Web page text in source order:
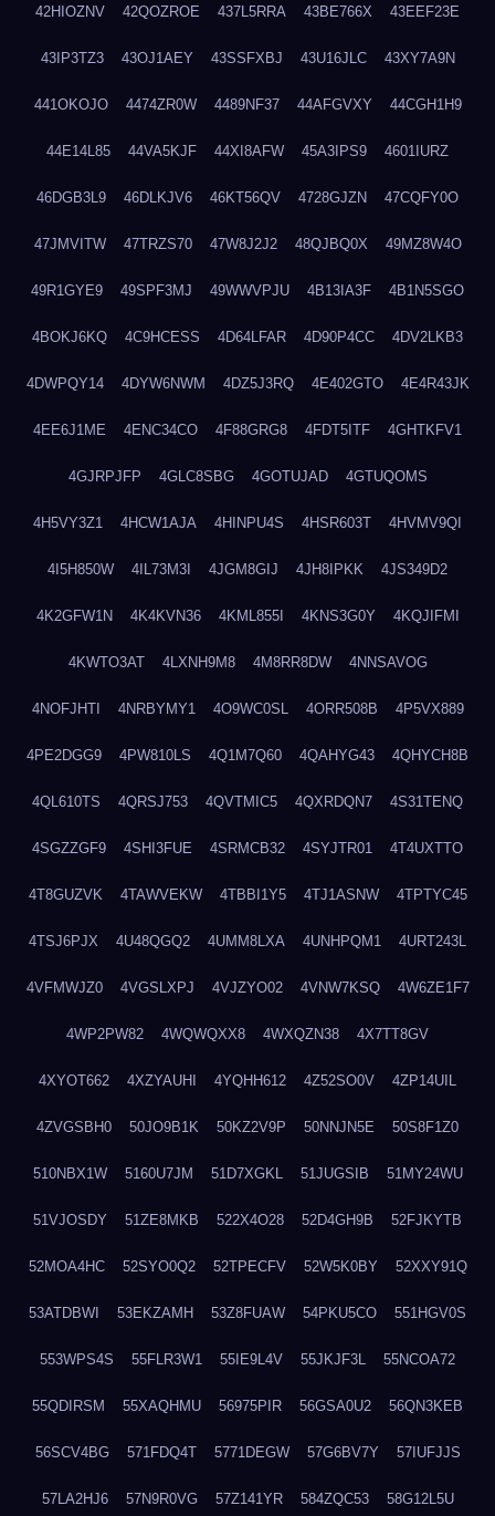
42HIOZNV 42QOZROE 437L5RRA 43BE766X 43EEF23E
43IP3TZ3 43OJ1AEY 43SSFXBJ 43U16JLC 43XY7A9N
441OKOJO 4474ZR0W 4489NF37 44AFGVXY 44CGH1H9
44E14L85 44VA5KJF 44XI8AFW 45A3IPS9 4601IURZ
46DGB3L9 46DLKJV6 46KT56QV 4728GJZN 47CQFY0O
47JMVITW 47TRZS70 47W8J2J2 48QJBQ0X 49MZ8W4O
49R1GYE9 49SPF3MJ 49WWVPJU 4B13IA3F 4B1N5SGO
4BOKJ6KQ 4C9HCESS 4D64LFAR 4D90P4CC 4DV2LKB3
4DWPQY14 4DYW6NWM 4DZ5J3RQ 4E402GTO 4E4R43JK
4EE6J1ME 4ENC34CO 4F88GRG8 4FDT5ITF 4GHTKFV1
4GJRPJFP 4GLC8SBG 4GOTUJAD 4GTUQOMS
4H5VY3Z1 4HCW1AJA 4HINPU4S 4HSR603T 4HVMV9QI
4I5H850W 4IL73M3I 4JGM8GIJ 4JH8IPKK 4JS349D2
4K2GFW1N 4K4KVN36 4KML855I 4KNS3G0Y 4KQJIFMI
4KWTO3AT 4LXNH9M8 4M8RR8DW 4NNSAVOG
4NOFJHTI 4NRBYMY1 4O9WC0SL 4ORR508B 4P5VX889
4PE2DGG9 4PW810LS 4Q1M7Q60 4QAHYG43 4QHYCH8B
4QL610TS 4QRSJ753 4QVTMIC5 4QXRDQN7 4S31TENQ
4SGZZGF9 4SHI3FUE 4SRMCB32 4SYJTR01 4T4UXTTO
4T8GUZVK 4TAWVEKW 4TBBI1Y5 4TJ1ASNW 4TPTYC45
4TSJ6PJX 4U48QGQ2 4UMM8LXA 4UNHPQM1 4URT243L
4VFMWJZ0 4VGSLXPJ 4VJZYO02 4VNW7KSQ 4W6ZE1F7
4WP2PW82 4WQWQXX8 4WXQZN38 4X7TT8GV
4XYOT662 4XZYAUHI 4YQHH612 4Z52SO0V 4ZP14UIL
4ZVGSBH0 50JO9B1K 50KZ2V9P 50NNJN5E 50S8F1Z0
510NBX1W 5160U7JM 51D7XGKL 51JUGSIB 51MY24WU
51VJOSDY 51ZE8MKB 522X4O28 52D4GH9B 52FJKYTB
52MOA4HC 52SYO0Q2 52TPECFV 52W5K0BY 52XXY91Q
53ATDBWI 53EKZAMH 53Z8FUAW 54PKU5CO 551HGV0S
553WPS4S 55FLR3W1 55IE9L4V 55JKJF3L 55NCOA72
55QDIRSM 55XAQHMU 56975PIR 56GSA0U2 56QN3KEB
56SCV4BG 571FDQ4T 5771DEGW 57G6BV7Y 57IUFJJS
57LA2HJ6 57N9R0VG 57Z141YR 584ZQC53 58G12L5U